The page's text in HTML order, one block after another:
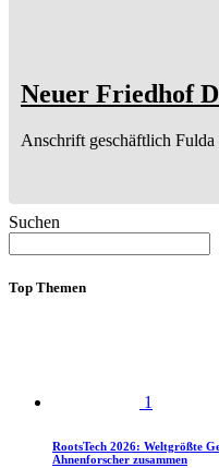
Neuer Friedhof
Anschrift geschäftlich Fulda
Suchen
Top Themen
1
RootsTech 2026: Weltgrößte
Ahnenforscher zusammen